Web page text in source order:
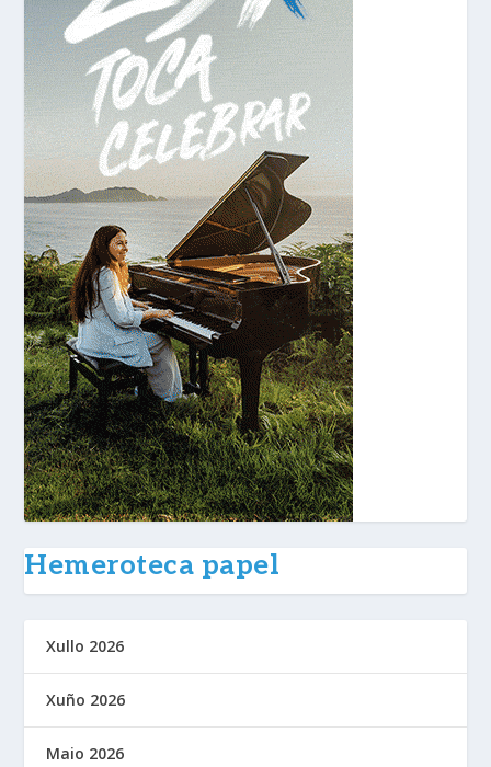
Hemeroteca papel
Xullo 2026
Xuño 2026
Maio 2026